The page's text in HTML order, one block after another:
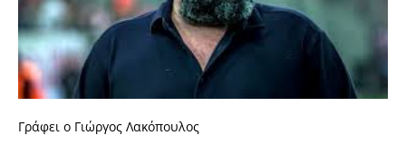
Γράφει ο Γιώργος Λακόπουλος